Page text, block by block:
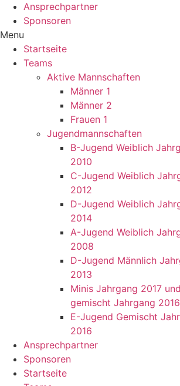
Ansprechpartner
Sponsoren
Menu
Startseite
Teams
Aktive Mannschaften
Männer 1
Männer 2
Frauen 1
Jugendmannschaften
B-Jugend Weiblich
2010
C-Jugend Weiblich
2012
D-Jugend Weiblich
2014
A-Jugend Weiblich
2008
D-Jugend Männlich
2013
Minis Jahrgang 2017
gemischt Jahrgang
E-Jugend Gemischt
2016
Ansprechpartner
Sponsoren
Startseite